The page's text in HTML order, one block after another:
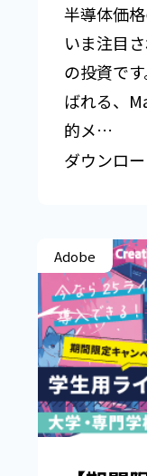
半導体価
いま注目
の投資で
ばれる、
的メ…
ダウンロ
Adobe